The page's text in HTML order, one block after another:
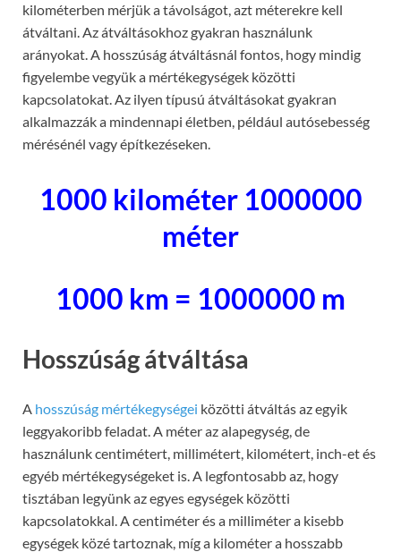
kilométerben mérjük a távolságot, azt méterekre kell
átváltani. Az átváltásokhoz gyakran használunk
arányokat. A hosszúság átváltásnál fontos, hogy mindig
figyelembe vegyük a mértékegységek közötti
kapcsolatokat. Az ilyen típusú átváltásokat gyakran
alkalmazzák a mindennapi életben, például autósebesség
mérésénél vagy építkezéseken.
1000 kilométer 1000000
méter
1000 km = 1000000 m
Hosszúság átváltása
A hosszúság mértékegységei közötti átváltás az egyik
leggyakoribb feladat. A méter az alapegység, de
használunk centimétert, millimétert, kilométert, inch-et és
egyéb mértékegységeket is. A legfontosabb az, hogy
tisztában legyünk az egyes egységek közötti
kapcsolatokkal. A centiméter és a milliméter a kisebb
egységek közé tartoznak, míg a kilométer a hosszabb